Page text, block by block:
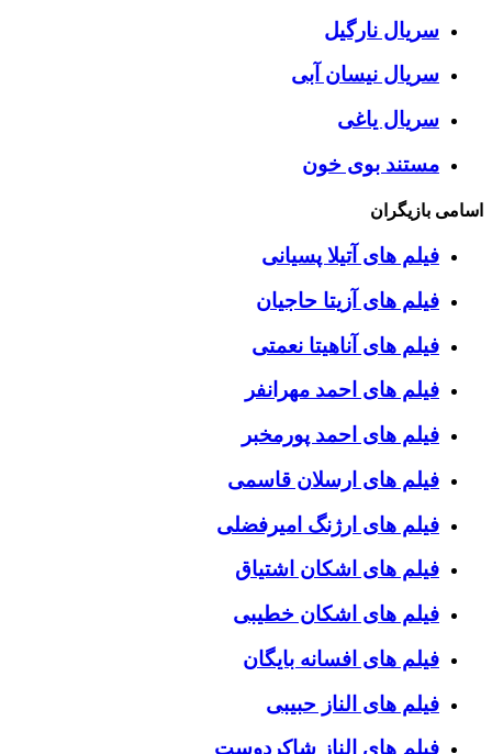
سریال نارگیل
سریال نیسان آبی
سریال یاغی
مستند بوی خون
اسامی بازیگران
فیلم های آتیلا پسیانی
فیلم های آزیتا حاجیان
فیلم های آناهیتا نعمتی
فیلم های احمد مهرانفر
فیلم های احمد پورمخبر
فیلم های ارسلان قاسمی
فیلم های ارژنگ امیرفضلی
فیلم های اشکان اشتیاق
فیلم های اشکان خطیبی
فیلم های افسانه بایگان
فیلم های الناز حبیبی
فیلم های الناز شاکردوست